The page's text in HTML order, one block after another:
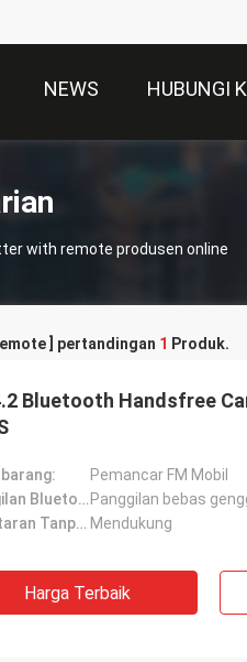
NEWS HUBUNGI
with remote produsen online
] pertandingan 1 Produk.
Bluetooth Handsfree
Pemancar FM Mobil
Panggilan Bluetooth: Panggilan bebas
Pemutaran Tanpa Rugi: Mendukung
Harga Terbaik